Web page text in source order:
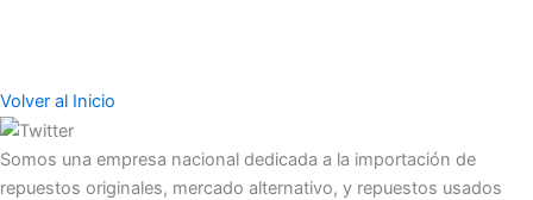
Volver al Inicio
Somos una empresa nacional dedicada a la importación de
repuestos originales, mercado alternativo, y repuestos usados